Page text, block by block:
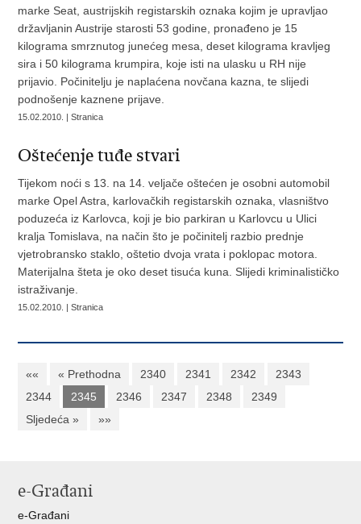
marke Seat, austrijskih registarskih oznaka kojim je upravljao
državljanin Austrije starosti 53 godine, pronađeno je 15
kilograma smrznutog junećeg mesa, deset kilograma kravljeg
sira i 50 kilograma krumpira, koje isti na ulasku u RH nije
prijavio. Počinitelju je naplaćena novčana kazna, te slijedi
podnošenje kaznene prijave.
15.02.2010. | Stranica
Oštećenje tuđe stvari
Tijekom noći s 13. na 14. veljače oštećen je osobni automobil
marke Opel Astra, karlovačkih registarskih oznaka, vlasništvo
poduzeća iz Karlovca, koji je bio parkiran u Karlovcu u Ulici
kralja Tomislava, na način što je počinitelj razbio prednje
vjetrobransko staklo, oštetio dvoja vrata i poklopac motora.
Materijalna šteta je oko deset tisuća kuna. Slijedi kriminalističko
istraživanje.
15.02.2010. | Stranica
«« « Prethodna 2340 2341 2342
2343
2344
2345 2346 2347 2348
2349
Sljedeća »
»»
e-Građani
e-Građani